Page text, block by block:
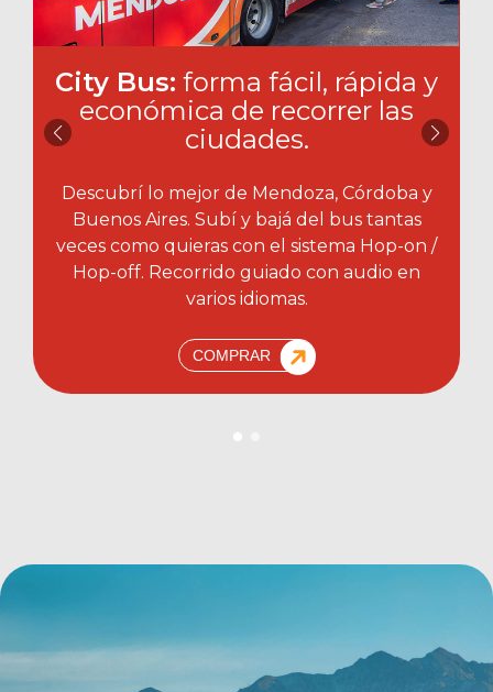
City Bus: forma fácil, rápida y
económica de recorrer las
ciudades.​
Descubrí lo mejor de Mendoza, Córdoba y
Buenos Aires. Subí y bajá del bus tantas
veces como quieras con el sistema Hop-on /
Hop-off. Recorrido guiado con audio en
varios idiomas.
COMPRAR